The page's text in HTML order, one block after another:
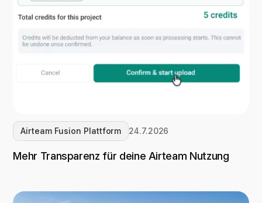
Airteam Fusion Plattform 24.7.2026
Mehr Transparenz für deine Airteam Nutzung